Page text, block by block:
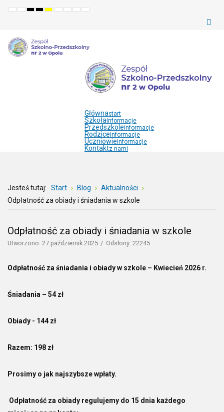
Default
NightHighHighHighSetSetMake
Set
Głównastart
Szkołainformacje
Przedszkoleinformacje
Rodziceinformacje
Uczniowieinformacje
Kontaktz nami
Jesteś tutaj: Start Blog
Aktualności
Odpłatność za obiady i śniadania w szkole
Odpłatność za obiady i śniadania w szkole
Utworzono: 27 październik 2025 Odsłony: 22245
Odpłatność za śniadania i obiady w szkole – Kwiecień 2026 r.
Śniadania – 54 zł
Obiady - 144 zł
Razem: 198 zł
Prosimy o jak najszybsze wpłaty.
Odpłatność za obiady regulujemy do 15 dnia każdego